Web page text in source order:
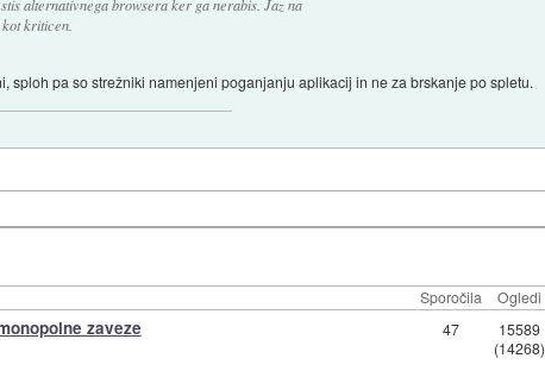
alternativnega browsera ker ga nerabis. Jaz na
kriticen.
sploh pa so strežniki namenjeni poganjanju aplikacij in ne za brskanje po spletu.
Sporočila Ogledi
zaveze 47
15589
(14268)